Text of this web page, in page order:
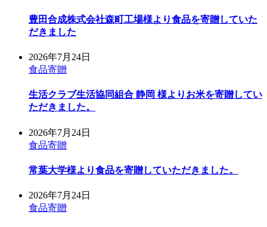
豊田合成株式会社森町工場様より食品を寄贈していた
だきました
2026年7月24日
食品寄贈
生活クラブ生活協同組合 静岡 様よりお米を寄贈してい
ただきました。
2026年7月24日
食品寄贈
常葉大学様より食品を寄贈していただきました。
2026年7月24日
食品寄贈